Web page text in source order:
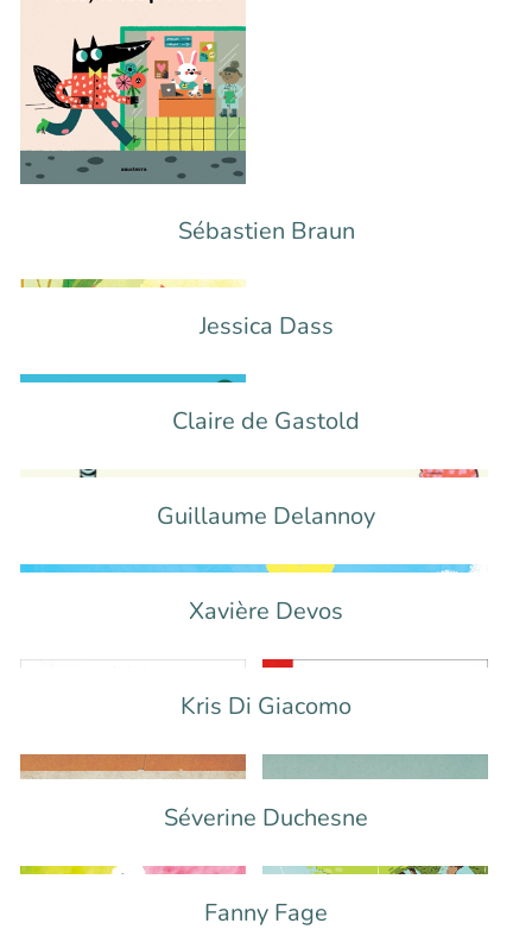
Sébastien Braun
Jessica Dass
Claire de Gastold
Guillaume Delannoy
Xavière Devos
Kris Di Giacomo
Séverine Duchesne
Fanny Fage